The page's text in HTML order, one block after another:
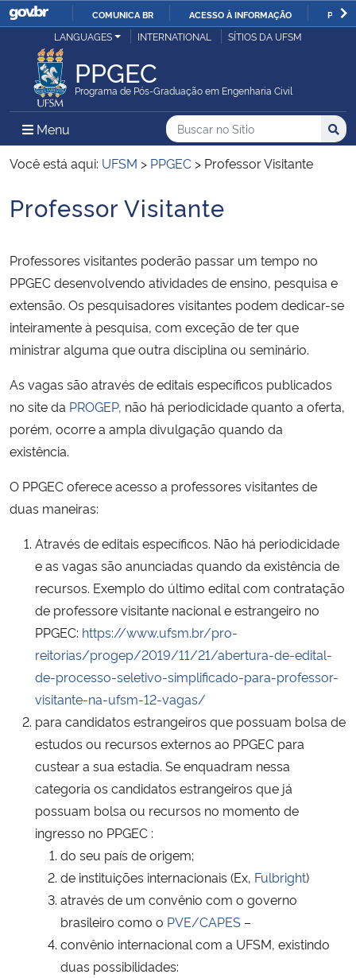
IR
COMUNICA BR ACESSO À INFORMAÇÃO
Ministério da Justiça e Segurança Pública
Ministério da Defesa
Ministério das Relações Exteriores
Ministério da Economia
Ministério da Agricultura, Pecuária e Abastecimento
Ministério da Educação
Ministério da Saúde
Ministério de Minas e Energia
Ministério da Ciência, Tecnologia, Inovações e Comunicações
Ministério do Meio Ambiente
Ministério do Desenvolvimento Regional
Controladoria-Geral da União
Ministério da Mulher, da Família e dos Direitos Humanos
Secretaria-Geral
Secretaria de Governo
Gabinete de Segurança Institucional
Advocacia-Geral da União
Banco Central do Brasil
LANGUAGES INTERNATIONAL SÍTIOS DA UFSM
PPGEC
Programa de Pós-Graduação em Engenharia Civil
Menu Menu Principal do Sítio
Busca
Buscar no no Sítio
Busca:
Você está aqui: UFSM > PPGEC > Professor Visitante
Início do conteúdo
Professor Visitante
Professores visitantes poderão passar um tempo no
PPGEC desenvolvendo atividades de ensino, pesquisa e
extensão. Os pesquisadores visitantes podem dedicar-se
inteiramente à pesquisa, com exceção de ter que
ministrar alguma que outra disciplina ou seminário.
As vagas são através de editais específicos publicados
no site da PROGEP, não há periodicidade quanto a oferta,
porém, ocorre a ampla divulgação quando da
existência.
O PPGEC oferece acesso a professores visitantes de
duas maneiras:
Através de editais específicos. Não há periodicidade
e as vagas são anunciadas quando da existência de
recursos. Exemplo do último edital com contratação
de professore visitante nacional e estrangeiro no
PPGEC: https://www.ufsm.br/pro-
reitorias/progep/2019/11/21/abertura-de-edital-
de-processo-seletivo-simplificado-para-professor-
visitante-na-ufsm-12-vagas/
para candidatos estrangeiros que possuam bolsa de
estudos ou recursos externos ao PPGEC para
custear a sua estadia. Se enquadram nessa
categoria os candidatos estrangeiros que já
possuam bolsa ou recursos no momento de
ingresso no PPGEC :
do seu país de origem;
de instituições internacionais (Ex, Fulbright)
através de um convênio com o governo
brasileiro como o PVE/CAPES –
convênio internacional com a UFSM, existindo
duas possibilidades: